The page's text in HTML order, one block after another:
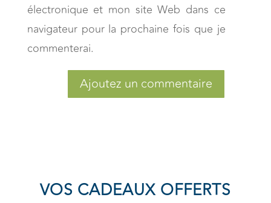
électronique et mon site Web dans ce
navigateur pour la prochaine fois que je
commenterai.
Ajoutez un commentaire
VOS CADEAUX OFFERTS